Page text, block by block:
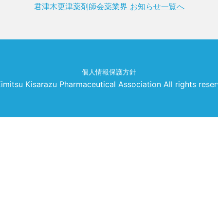
君津木更津薬剤師会薬業界 お知らせ一覧へ
個人情報保護方針
Kisarazu Pharmaceutical Association All rights